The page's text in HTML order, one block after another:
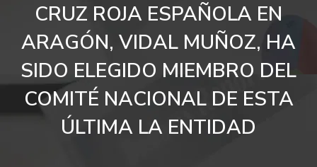
CRUZ ROJA ESPAÑOLA EN
ARAGÓN, VIDAL MUÑOZ, HA
SIDO ELEGIDO MIEMBRO DEL
COMITÉ NACIONAL DE ESTA
ÚLTIMA LA ENTIDAD